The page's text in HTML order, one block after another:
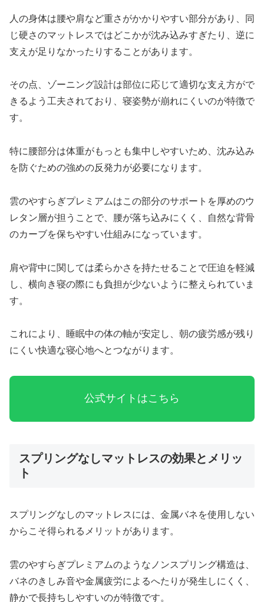
人の身体は腰や肩など重さがかかりやすい部分があり、同
じ硬さのマットレスではどこかが沈み込みすぎたり、逆に
支えが足りなかったりすることがあります。
その点、ゾーニング設計は部位に応じて適切な支え方がで
きるよう工夫されており、寝姿勢が崩れにくいのが特徴で
す。
特に腰部分は体重がもっとも集中しやすいため、沈み込み
を防ぐための強めの反発力が必要になります。
雲のやすらぎプレミアムはこの部分のサポートを厚めのウ
レタン層が担うことで、腰が落ち込みにくく、自然な背骨
のカーブを保ちやすい仕組みになっています。
肩や背中に関しては柔らかさを持たせることで圧迫を軽減
し、横向き寝の際にも負担が少ないように整えられていま
す。
これにより、睡眠中の体の軸が安定し、朝の疲労感が残り
にくい快適な寝心地へとつながります。
公式サイトはこちら
スプリングなしマットレスの効果とメリッ
ト
スプリングなしのマットレスには、金属バネを使用しない
からこそ得られるメリットがあります。
雲のやすらぎプレミアムのようなノンスプリング構造は、
バネのきしみ音や金属疲労によるへたりが発生しにくく、
静かで長持ちしやすいのが特徴です。